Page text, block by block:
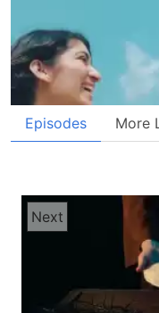
Episodes More
Next